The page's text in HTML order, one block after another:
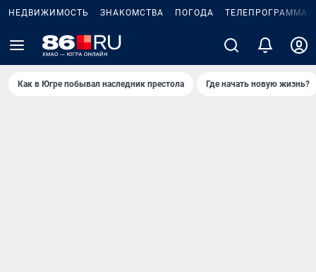
НЕДВИЖИМОСТЬ ЗНАКОМСТВА ПОГОДА ТЕЛЕПРОГРАММА
Как в Югре побывал наследник престола Где начать новую жизнь?